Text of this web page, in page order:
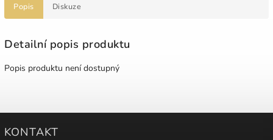
Popis Diskuze
Detailní popis produktu
Popis produktu není dostupný
KONTAKT